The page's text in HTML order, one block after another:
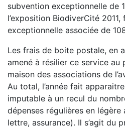
subvention exceptionnelle de
l’exposition BiodiverCité
exceptionnelle associée de
Les frais de boite postale, en
amené à résilier ce service au
maison des associations de
Au total, l’année fait
imputable à un recul du
dépenses régulières en
lettre, assurance). Il s’agit du